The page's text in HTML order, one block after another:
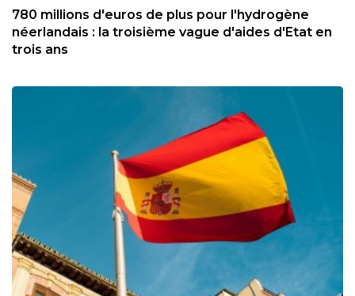
780 millions d'euros de plus pour l'hydrogène
néerlandais : la troisième vague d'aides d'Etat en
trois ans